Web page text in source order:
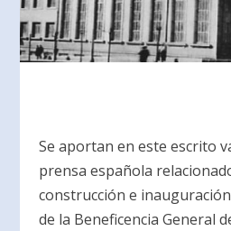
Se aportan en este escrito
prensa española
construcción e
de la Beneficencia General